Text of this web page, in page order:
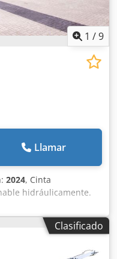
1 /9
Llamar
2024, Cinta
hidráulicamente.
Longitud de la
motor Caterpillar
rodaje sobre orugas:
descarga 22,5° /
la cinta
Clasificado